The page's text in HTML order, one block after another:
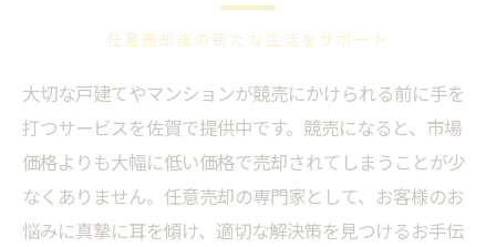
任意売却後の新たな生活をサポート
大切な戸建てやマンションが競売にかけられる前に手を
打つサービスを佐賀で提供中です。競売になると、市場
価格よりも大幅に低い価格で売却されてしまうことが少
なくありません。任意売却の専門家として、お客様のお
悩みに真摯に耳を傾け、適切な解決策を見つけるお手伝